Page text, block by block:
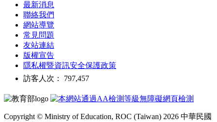
最新消息
聯絡我們
網站導覽
常見問題
友站連結
版權宣告
隱私權暨資訊安全保護政策
訪客人次： 797,457
Copyright © Ministry of Education, ROC (Taiwan) 2026 中華民國